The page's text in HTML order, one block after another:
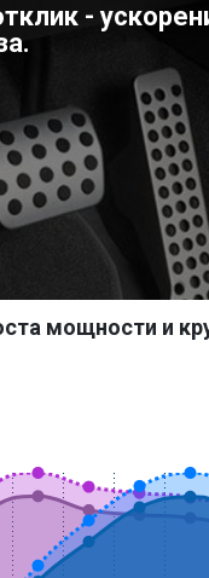
-
мощности и